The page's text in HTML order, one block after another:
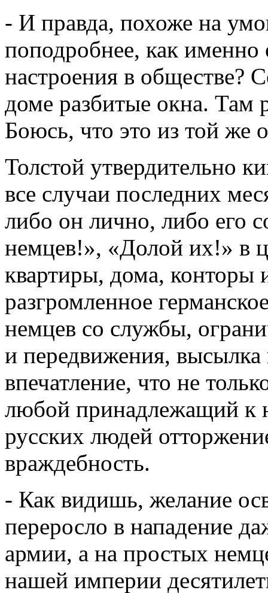
- И правда, похоже на
поподробнее, как
настроения в обществе?
доме разбитые окна.
Боюсь, что это из той
Толстой утвердительно
все случаи последних
либо он лично, либо его
немцев!», «Долой их!» в
квартиры, дома, конторы
разгромленное
немцев со службы,
и передвижения, высылка
впечатление, что не
любой принадлежащий к
русских людей
враждебность.
- Как видишь, желание
переросло в нападение
армии, а на простых
нашей империи